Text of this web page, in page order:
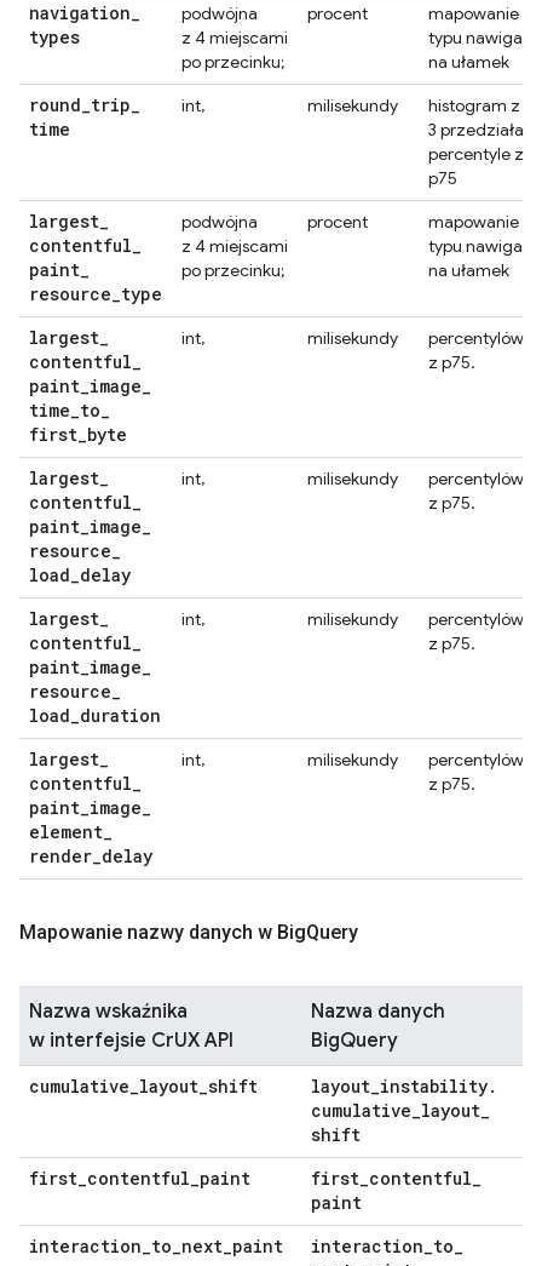
navigation_
types
podwójna
z 4 miejscami
po przecinku;
procent
mapowanie
typu nawigacji
na ułamek
round_trip_
time
int, milisekundy
histogram z
3
percentyle z
p75
largest_
contentful_
paint_
resource_type
podwójna
z 4 miejscami
po przecinku;
procent
mapowanie
typu nawigacji
na ułamek
largest_
contentful_
paint_image_
time_to_
first_byte
int, milisekundy
percentylów
z p75.
largest_
contentful_
paint_image_
resource_
load_delay
int, milisekundy
percentylów
z p75.
largest_
contentful_
paint_image_
resource_
load_duration
int, milisekundy
percentylów
z p75.
largest_
contentful_
paint_image_
element_
render_delay
int, milisekundy
percentylów
z p75.
Mapowanie nazwy danych w BigQuery
Nazwa wskaźnika
w interfejsie CrUX API
Nazwa danych
BigQuery
cumulative_layout_shift layout_instability.
cumulative_layout_
shift
first_contentful_paint first_contentful_
paint
interaction_to_next_paint interaction_to_